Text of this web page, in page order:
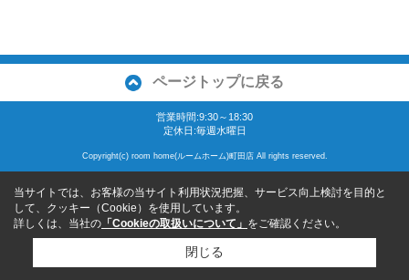
ページトップに戻る
営業時間:9:30～18:30
定休日:毎週水曜日
Copyright(c) room home(ルームホーム)町田店 All rights reserved.
当サイトでは、お客様の当サイト利用状況把握、サービス向上検討を目的と
して、クッキー（Cookie）を使用しています。
詳しくは、当社の 「Cookieの取扱いについて」 をご確認ください。
閉じる